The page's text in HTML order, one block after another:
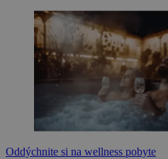
Oddýchnite si na wellness pobyte